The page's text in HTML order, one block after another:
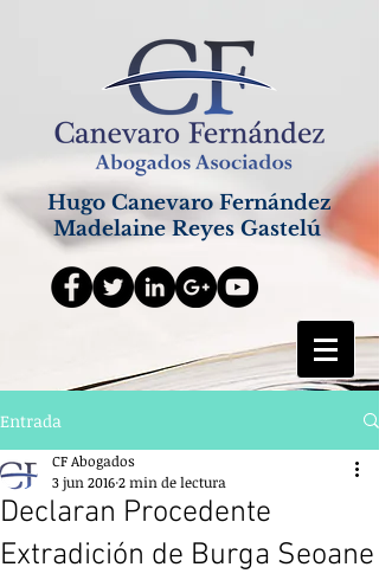
Hugo Canevaro Fernández
Madelaine Reyes Gastelú
Entrada
Declaran Procedente
Extradición de Burga Seoane
CF Abogados
3 jun 20162 min de lectura